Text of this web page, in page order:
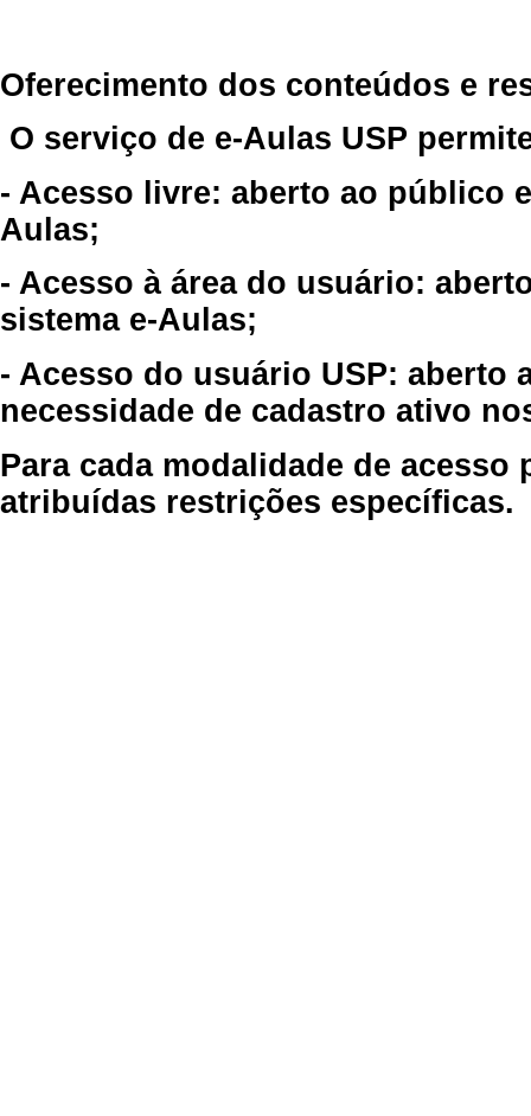
Oferecimento dos conteúdos e
O serviço de e-Aulas USP
- Acesso livre: aberto ao público
Aulas;
- Acesso à área do usuário:
sistema e-Aulas;
- Acesso do usuário USP: aberto
necessidade de cadastro ativo
Para cada modalidade de
atribuídas restrições específicas.